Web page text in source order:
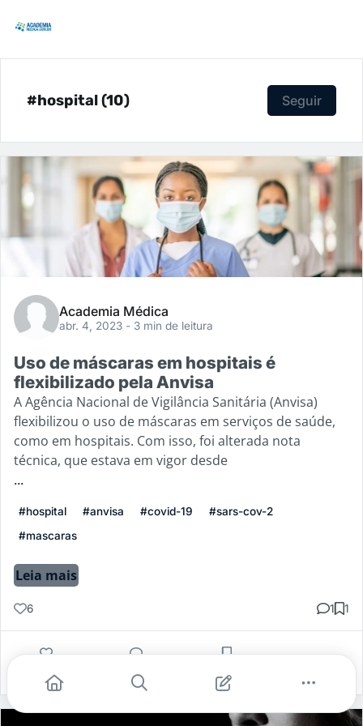
#hospital (10) Seguir
Academia Médica
abr. 4, 2023 - 3 min de leitura
Uso de máscaras em hospitais é
flexibilizado pela Anvisa
A Agência Nacional de Vigilância Sanitária (Anvisa)
flexibilizou o uso de máscaras em serviços de saúde,
como em hospitais. Com isso, foi alterada nota
técnica, que estava em vigor desde
...
#hospital #anvisa #covid-19
#sars-cov-2
#mascaras
Leia mais
6 1 1
Gostei Comentar Salvar